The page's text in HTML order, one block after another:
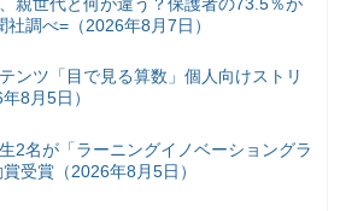
調べ=（2026年8月7日）
ンツ「目で見る算数」個人向けストリ
8月5日）
2名が「ラーニングイノベーショングラ
受賞（2026年8月5日）